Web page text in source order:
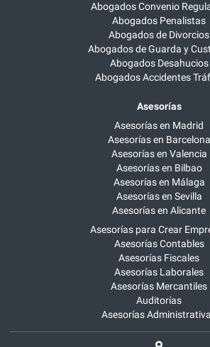
Abogados Convenio
Abogados Penalistas
Abogados de Divorcios
Abogados de Guarda y
Abogados Desahucios
Abogados Accidentes
Asesorías
Asesorías en Madrid
Asesorías en Barcelona
Asesorías en Valencia
Asesorías en Bilbao
Asesorías en Málaga
Asesorías en Sevilla
Asesorías en Alicante
Asesorías para Crear
Asesorías Contables
Asesorías Fiscales
Asesorías Laborales
Asesorías Mercantiles
Auditorías
Asesorías